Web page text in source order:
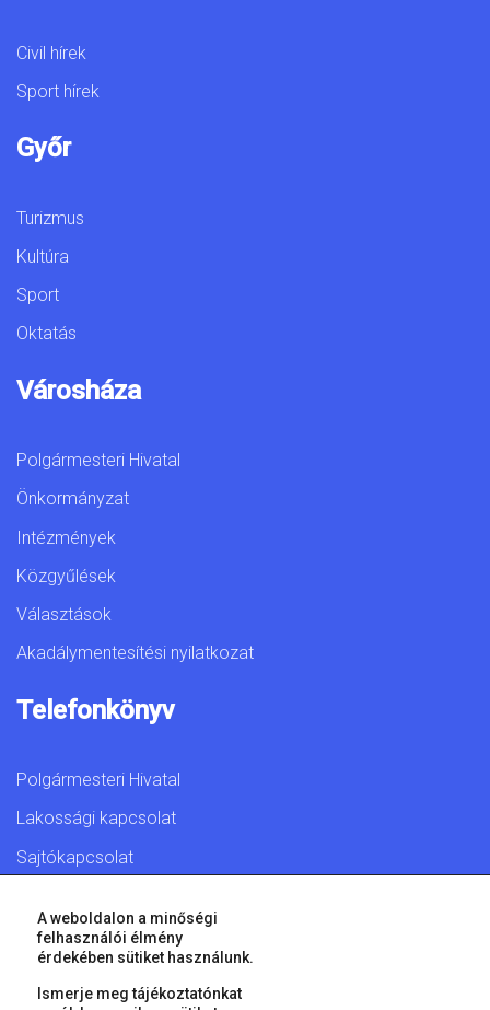
Civil hírek
Sport hírek
Győr
Turizmus
Kultúra
Sport
Oktatás
Városháza
Polgármesteri Hivatal
Önkormányzat
Intézmények
Közgyűlések
Választások
Akadálymentesítési nyilatkozat
Telefonkönyv
Polgármesteri Hivatal
Lakossági kapcsolat
Sajtókapcsolat
© 2026 Győr Megyei Jogú Város • Minden jog fenntartva!
A weboldalon a minőségi
felhasználói élmény
érdekében sütiket használunk.
Ismerje meg tájékoztatónkat